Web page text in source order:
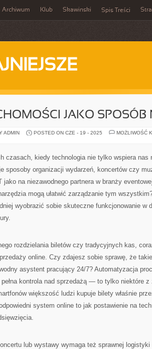
Archiwum Klub Skawinski Spis Treści
JAKO SPOSÓB
ADMIN POSTED ON CZE - 19 - 2025
MOŻLIWOŚĆ
czasach, kiedy technologia nie tylko wspiera nas
sposoby organizacji wydarzeń, koncertów czy
jako na niezawodnego partnera w branży
mogą ułatwić zarządzanie tym
wyobrazić sobie skuteczne funkcjonowanie w
rozdzielania biletów czy tradycyjnych kas,
online. Czy zdajesz sobie sprawę, że
asystent pracujący 24/7? Automatyzacja
kontrola nad sprzedażą — to tylko niektóre
większość ludzi kupuje bilety właśnie
system online to jak postawienie na
lub wystawy wymaga też sprawnej logistyki